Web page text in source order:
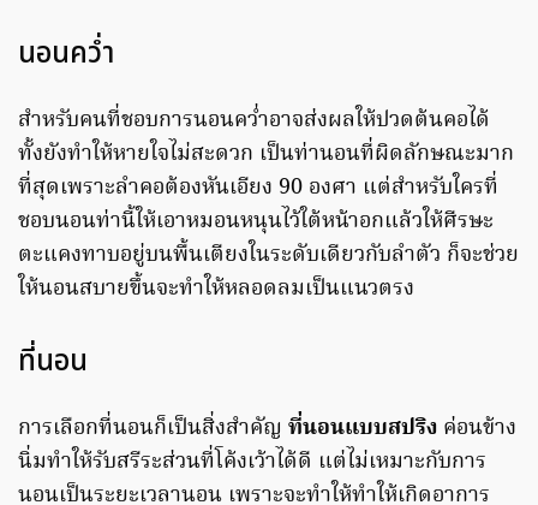
นอนคว่ำ
สำหรับคนที่ชอบการนอนคว่ำอาจส่งผลให้ปวดต้นคอได้
ทั้งยังทำให้หายใจไม่สะดวก เป็นท่านอนที่ผิดลักษณะมาก
ที่สุดเพราะลำคอต้องหันเอียง 90 องศา แต่สำหรับใครที่
ชอบนอนท่านี้ให้เอาหมอนหนุนไว้ใต้หน้าอกแล้วให้ศีรษะ
ตะแคงทาบอยู่บนพื้นเตียงในระดับเดียวกับลำตัว ก็จะช่วย
ให้นอนสบายขึ้นจะทำให้หลอดลมเป็นแนวตรง
ที่นอน
การเลือกที่นอนก็เป็นสิ่งสำคัญ ที่นอนแบบสปริง ค่อนข้าง
นิ่มทำให้รับสรีระส่วนที่โค้งเว้าได้ดี แต่ไม่เหมาะกับการ
นอนเป็นระยะเวลานอน เพราะจะทำให้ทำให้เกิดอาการ